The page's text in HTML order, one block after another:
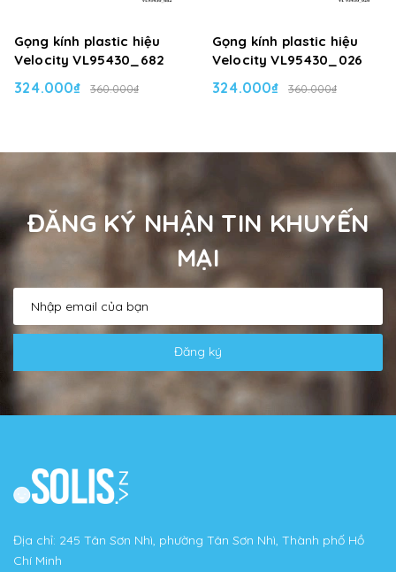
Gọng kính plastic hiệu
Velocity VL95430_682
324.000₫ 360.000₫
Gọng kính plastic hiệu
Velocity VL95430_026
324.000₫ 360.000₫
ĐĂNG KÝ NHẬN TIN KHUYẾN
MẠI
Đăng ký
Địa chỉ: 245 Tân Sơn Nhì, phường Tân Sơn Nhì, Thành phố Hồ
Chí Minh